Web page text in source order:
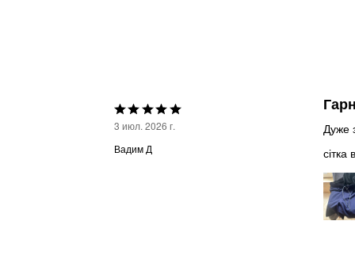
Выбрана
3 июл. 2026 г.
Вадим Д
Дуже
сітка